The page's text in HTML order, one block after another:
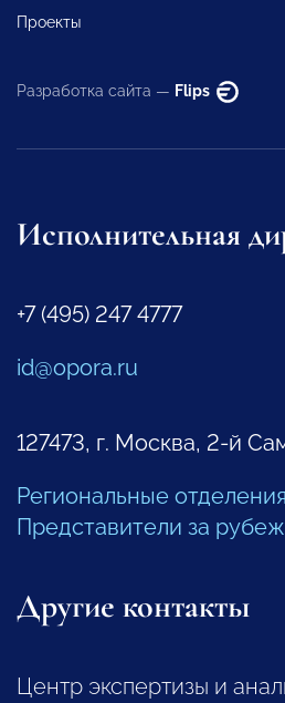
Проекты
Разработка сайта — Flips
Исполнительная
+7 (495) 247 4777
id@opora.ru
127473, г. Москва, 2-й
Региональные отделения
Представители за
Другие контакты
Центр экспертизы и